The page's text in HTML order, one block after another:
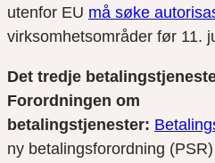
utenfor EU må søke
virksomhetsområder før 11.
Det tredje
Forordningen om
betalingstjenester:
ny betalingsforordning